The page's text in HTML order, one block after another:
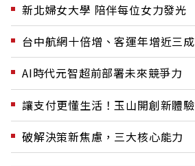
新北婦女大學 陪伴每位女力發光
台中航網十倍增、客運年增近三成
AI時代元智超前部署未來競爭力
讓支付更懂生活！玉山開創新體驗
破解決策新焦慮，三大核心能力